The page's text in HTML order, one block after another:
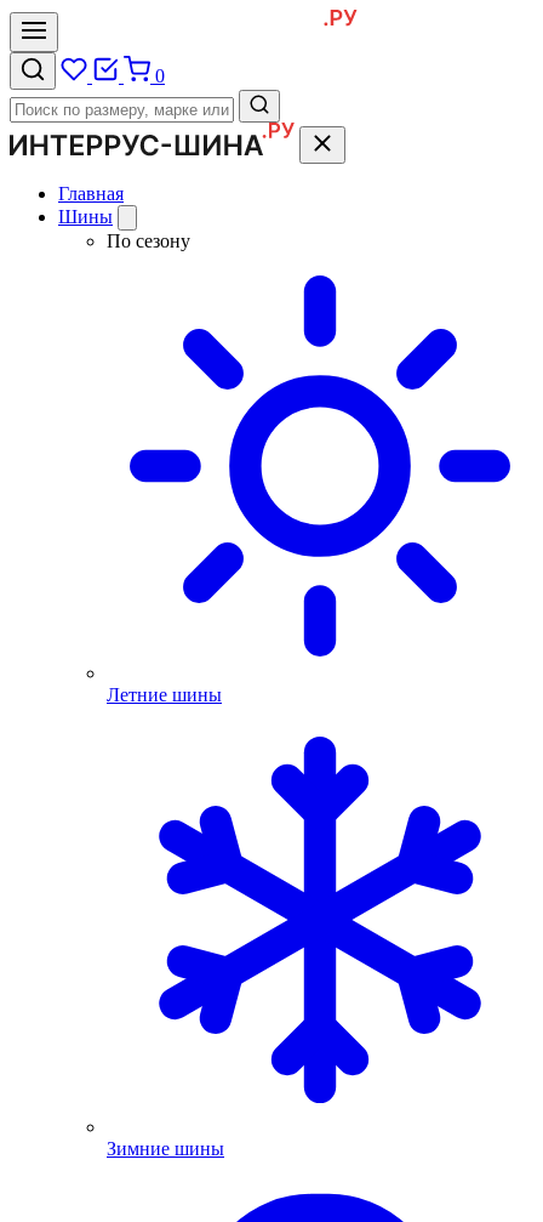
0
Главная
Шины
По сезону
Летние шины
Зимние шины